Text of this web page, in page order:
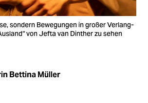
sondern Bewegungen in großer Verlang­
von Jefta van Dinther zu sehen
Bettina Müller